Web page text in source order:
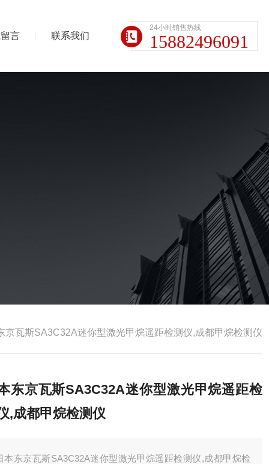
言 联系我们
24小时销售热线
15882496091
京瓦斯SA3C32A迷你型激光甲烷遥距检测仪,成都甲烷检测仪
东京瓦斯SA3C32A迷你型激光甲烷遥距检
,成都甲烷检测仪
本东京瓦斯SA3C32A迷你型激光甲烷遥距检测仪,成都甲烷检